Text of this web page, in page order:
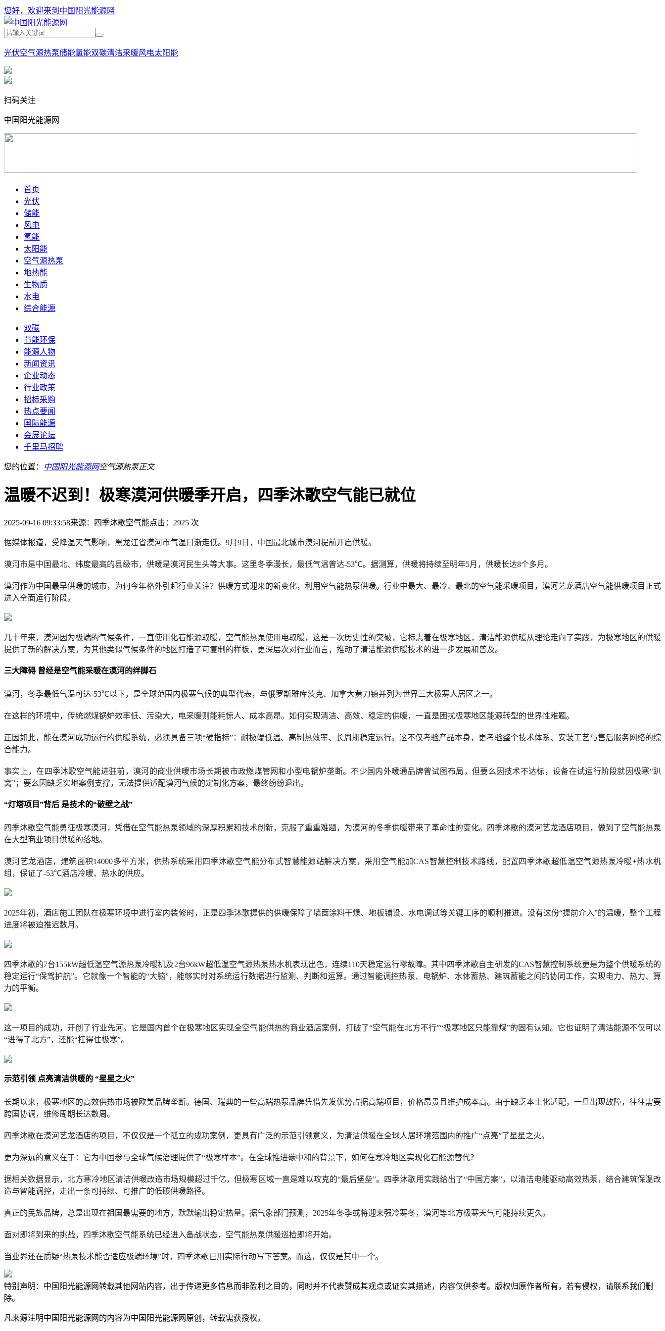
您好，欢迎来到中国阳光能源网
光伏空气源热泵储能氢能双碳清洁采暖风电太阳能
扫码关注
中国阳光能源网
首页
光伏
储能
风电
氢能
太阳能
空气源热泵
地热能
生物质
水电
综合能源
双碳
节能环保
能源人物
新闻资讯
企业动态
行业政策
招标采购
热点要闻
国际能源
会展论坛
千里马招聘
您的位置： 中国阳光能源网空气源热泵正文
温暖不迟到！极寒漠河供暖季开启，四季沐歌空气能已就位
2025-09-16 09:33:58来源：四季沐歌空气能点击：2925 次
据媒体报道，受降温天气影响，黑龙江省漠河市气温日渐走低。9月9日，中国最北城市漠河提前开启供暖。
漠河市是中国最北、纬度最高的县级市，供暖是漠河民生头等大事。这里冬季漫长，最低气温曾达-53℃。据测算，供暖将持续至明年5月，供暖长达8个多月。
漠河作为中国最早供暖的城市，为何今年格外引起行业关注？供暖方式迎来的新变化，利用空气能热泵供暖。行业中最大、最冷、最北的空气能采暖项目，漠河艺龙酒店空气能供暖项目正式
进入全面运行阶段。
几十年来，漠河因为极端的气候条件，一直使用化石能源取暖，空气能热泵使用电取暖，这是一次历史性的突破，它标志着在极寒地区，清洁能源供暖从理论走向了实践，为极寒地区的供暖
提供了新的解决方案，为其他类似气候条件的地区打造了可复制的样板，更深层次对行业而言，推动了清洁能源供暖技术的进一步发展和普及。
三大障碍 曾经是空气能采暖在漠河的绊脚石
漠河，冬季最低气温可达-53℃以下，是全球范围内极寒气候的典型代表，与俄罗斯雅库茨克、加拿大黄刀镇并列为世界三大极寒人居区之一。
在这样的环境中，传统燃煤锅炉效率低、污染大，电采暖则能耗惊人、成本高昂。如何实现清洁、高效、稳定的供暖，一直是困扰极寒地区能源转型的世界性难题。
正因如此，能在漠河成功运行的供暖系统，必须具备三项“硬指标”：耐极端低温、高制热效率、长周期稳定运行。这不仅考验产品本身，更考验整个技术体系、安装工艺与售后服务网络的综
合能力。
事实上，在四季沐歌空气能进驻前，漠河的商业供暖市场长期被市政燃煤管网和小型电锅炉垄断。不少国内外暖通品牌曾试图布局，但要么因技术不达标，设备在试运行阶段就因极寒“趴
窝”；要么因缺乏实地案例支撑，无法提供适配漠河气候的定制化方案，最终纷纷退出。
“灯塔项目”背后 是技术的“破壁之战”
四季沐歌空气能勇征极寒漠河，凭借在空气能热泵领域的深厚积累和技术创新，克服了重重难题，为漠河的冬季供暖带来了革命性的变化。四季沐歌的漠河艺龙酒店项目，做到了空气能热泵
在大型商业项目供暖的落地。
漠河艺龙酒店，建筑面积14000多平方米，供热系统采用四季沐歌空气能分布式智慧能源站解决方案，采用空气能加CAS智慧控制技术路线，配置四季沐歌超低温空气源热泵冷暖+热水机
组，保证了-53℃酒店冷暖、热水的供应。
2025年初，酒店施工团队在极寒环境中进行室内装修时，正是四季沐歌提供的供暖保障了墙面涂料干燥、地板铺设、水电调试等关键工序的顺利推进。没有这份“提前介入”的温暖，整个工程
进度将被迫推迟数月。
四季沐歌的7台155kW超低温空气源热泵冷暖机及2台96kW超低温空气源热泵热水机表现出色，连续110天稳定运行零故障。其中四季沐歌自主研发的CAS智慧控制系统更是为整个供暖系统的
稳定运行“保驾护航”。它就像一个智能的“大脑”，能够实时对系统运行数据进行监测、判断和运算。通过智能调控热泵、电锅炉、水体蓄热、建筑蓄能之间的协同工作，实现电力、热力、算
力的平衡。
这一项目的成功，开创了行业先河。它是国内首个在极寒地区实现全空气能供热的商业酒店案例，打破了“空气能在北方不行”“极寒地区只能靠煤”的固有认知。它也证明了清洁能源不仅可以
“进得了北方”，还能“扛得住极寒”。
示范引领 点亮清洁供暖的 “星星之火”
长期以来，极寒地区的高效供热市场被欧美品牌垄断。德国、瑞典的一些高端热泵品牌凭借先发优势占据高端项目，价格昂贵且维护成本高。由于缺乏本土化适配，一旦出现故障，往往需要
跨国协调，维修周期长达数周。
四季沐歌在漠河艺龙酒店的项目，不仅仅是一个孤立的成功案例，更具有广泛的示范引领意义，为清洁供暖在全球人居环境范围内的推广“点亮”了星星之火。
更为深远的意义在于：它为中国参与全球气候治理提供了“极寒样本”。在全球推进碳中和的背景下，如何在寒冷地区实现化石能源替代？
据相关数据显示，北方寒冷地区清洁供暖改造市场规模超过千亿，但极寒区域一直是难以攻克的“最后堡垒”。四季沐歌用实践给出了“中国方案”，以清洁电能驱动高效热泵，结合建筑保温改
造与智能调控，走出一条可持续、可推广的低碳供暖路径。
真正的民族品牌，总是出现在祖国最需要的地方，默默输出稳定热量。据气象部门预测，2025年冬季或将迎来强冷寒冬，漠河等北方极寒天气可能持续更久。
面对即将到来的挑战，四季沐歌空气能系统已经进入备战状态，空气能热泵供暖巡检即将开始。
当业界还在质疑“热泵技术能否适应极端环境”时，四季沐歌已用实际行动写下答案。而这，仅仅是其中一个。
特别声明：中国阳光能源网转载其他网站内容，出于传递更多信息而非盈利之目的，同时并不代表赞成其观点或证实其描述，内容仅供参考。版权归原作者所有，若有侵权，请联系我们删
除。
凡来源注明中国阳光能源网的内容为中国阳光能源网原创，转载需获授权。